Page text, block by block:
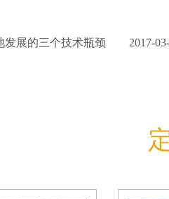
发展的三个技术瓶颈 2017-